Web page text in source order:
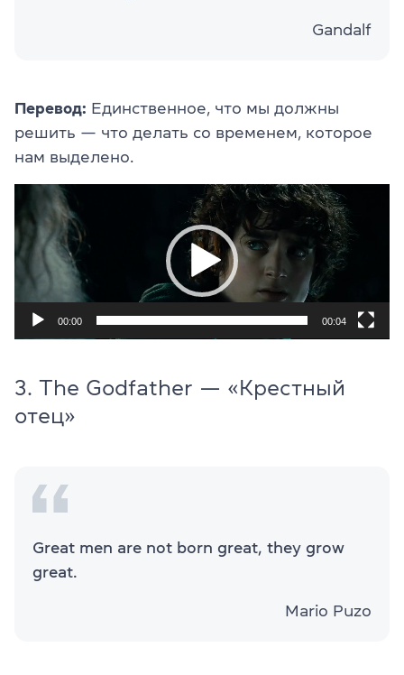
Gandalf
Перевод: Единственное, что мы должны
решить — что делать со временем, которое
нам выделено.
Видеоплеер
00:00 00:04
3. The Godfather — «Крестный
отец»
Great men are not born great, they grow
great.
Mario Puzo